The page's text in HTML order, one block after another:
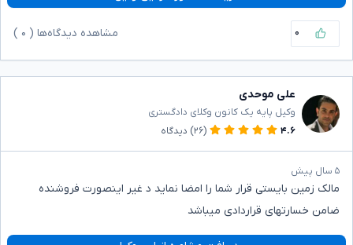
۰ مشاهده دیدگاه‌ها ( ۰
علی موحدی
وکیل پایه یک کانون وکلای دادگستری
۴.۶
(۲۶) دیدگاه
۵ سال پیش
مالک زمین بایستی قرار شما را امضا نماید د غیر اینصورت فروشنده
ضامن خسارتهای قراردادی میباشد